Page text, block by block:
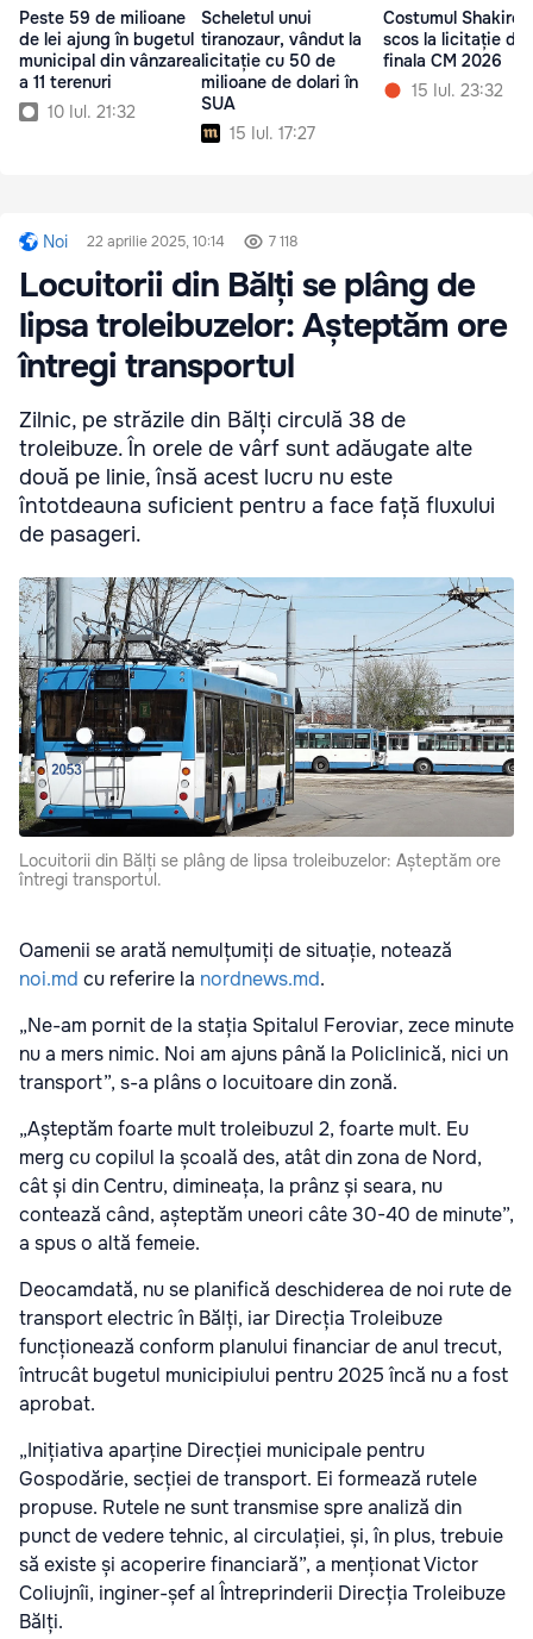
Peste 59 de milioane
de lei ajung în bugetul
municipal din vânzarea
a 11 terenuri
10 Iul. 21:32
Scheletul unui
tiranozaur, vândut la
licitație cu 50 de
milioane de dolari în
SUA
15 Iul. 17:27
Costumul Shakirei
scos la licitație
finala CM 2026
15 Iul. 23:32
Noi 22 aprilie 2025, 10:14 7 118
Locuitorii din Bălți se plâng de
lipsa troleibuzelor: Așteptăm ore
întregi transportul
Zilnic, pe străzile din Bălți circulă 38 de
troleibuze. În orele de vârf sunt adăugate alte
două pe linie, însă acest lucru nu este
întotdeauna suficient pentru a face față fluxului
de pasageri.
Locuitorii din Bălți se plâng de lipsa troleibuzelor: Așteptăm ore
întregi transportul.
Oamenii se arată nemulțumiți de situație, notează
noi.md cu referire la nordnews.md.
„Ne-am pornit de la stația Spitalul Feroviar, zece minute
nu a mers nimic. Noi am ajuns până la Policlinică, nici un
transport”, s-a plâns o locuitoare din zonă.
„Așteptăm foarte mult troleibuzul 2, foarte mult. Eu
merg cu copilul la școală des, atât din zona de Nord,
cât și din Centru, dimineața, la prânz și seara, nu
contează când, așteptăm uneori câte 30-40 de minute”,
a spus o altă femeie.
Deocamdată, nu se planifică deschiderea de noi rute de
transport electric în Bălți, iar Direcția Troleibuze
funcționează conform planului financiar de anul trecut,
întrucât bugetul municipiului pentru 2025 încă nu a fost
aprobat.
„Inițiativa aparține Direcției municipale pentru
Gospodărie, secției de transport. Ei formează rutele
propuse. Rutele ne sunt transmise spre analiză din
punct de vedere tehnic, al circulației, și, în plus, trebuie
să existe și acoperire financiară”, a menționat Victor
Coliujnîi, inginer-șef al Întreprinderii Direcția Troleibuze
Bălți.